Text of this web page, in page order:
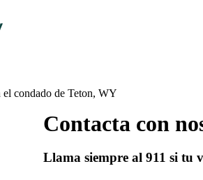
condado de Teton, WY
Contacta con
Llama siempre al 911 si tu